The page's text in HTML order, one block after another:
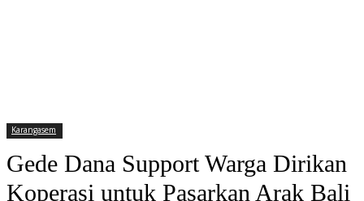
Karangasem
Gede Dana Support Warga Dirikan
Koperasi untuk Pasarkan Arak Bali